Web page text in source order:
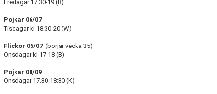
Fredagar 17:30-19 (B)
Pojkar 06/07
Tisdagar kl 18:30-20 (W)
Flickor 06/07 (börjar vecka 35)
Onsdagar kl 17-18 (B)
Pojkar 08/09
Onsdagar 17.30-18:30 (K)